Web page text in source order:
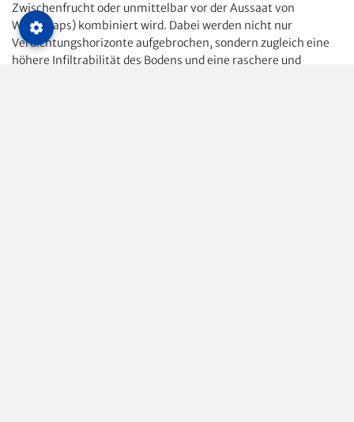
Zwischenfrucht oder unmittelbar vor der Aussaat von
Winterraps) kombiniert wird. Dabei werden nicht nur
Verdichtungshorizonte aufgebrochen, sondern zugleich eine
höhere Infiltrabilität des Bodens und eine raschere und